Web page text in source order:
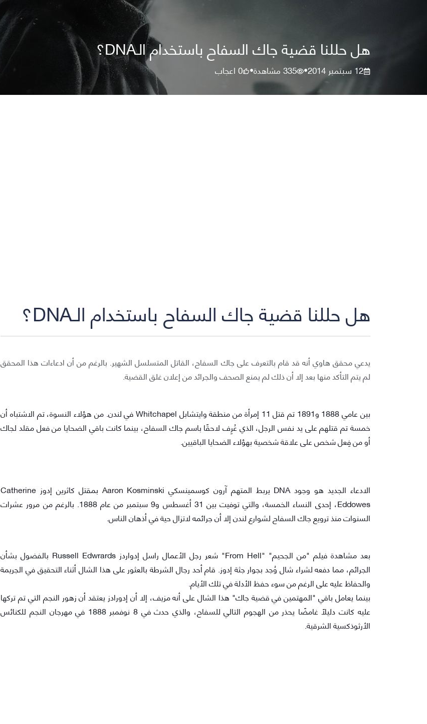
هل حللنا قضية جاك السفاح باستخدام الـDNA؟
12 سبتمبر 2014 •
335مشاهدة•
0اعجاب
هل حللنا قضية جاك السفاح باستخدام الـDNA؟
يدعي محقق هاوي أنه قد قام بالتعرف على جاك السفاح، القاتل المتسلسل الشهير. بالرغم من أن ادعاءات هذا المحقق
لم يتم التأكد منها بعد إلا أن ذلك لم يمنع الصحف والجرائد من إعلان غلق القضية.
بين عامي 1888 و1891 تم قتل 11 إمرأة من منطقة وايتشابل Whitchapel في لندن. من هؤلاء النسوة، تم الاشتباه أن
خمسة تم قتلهم على يد نفس الرجل، الذي عُرِف لاحقًا باسم جاك السفاح، بينما كانت باقي الضحايا من فعل مقلد لجاك
أو من فِعل شخص على علاقة شخصية بهؤلاء الضحايا الباقيين.
الادعاء الجديد هو وجود DNA يربط المتهم آرون كوسمينسكي Aaron Kosminski بمقتل كاثرين إدوز Catherine
Eddowes، إحدى النساء الخمسة، والتي توفيت بين 31 أغسطس و9 سبتمبر من عام 1888. بالرغم من مرور عشرات
السنوات منذ ترويع جاك السفاح لشوارع لندن إلا أن جرائمه لاتزال حية في أذهان الناس.
بعد مشاهدة فيلم "من الجحيم" "From Hell" شعر رجل الأعمال راسل إدواردز Russell Edwrards بالفضول بشأن
الجرائم، مما دفعه لشراء شال وُجد بجوار جثة إدوز. قام أحد رجال الشرطة بالعثور على هذا الشال أثناء التحقيق في الجريمة
والحفاظ عليه على الرغم من سوء حفظ الأدلة في تلك الأيام.
بينما يعامل باقي "المهتمين في قضية جاك" هذا الشال على أنه مزيف، إلا أن إدورادز يعتقد أن زهور النجم التي تم تركها
عليه كانت دليلًا غامضًا يحذر من الهجوم التالي للسفاح، والذي حدث في 8 نوفمبر 1888 في مهرجان النجم للكنائس
الأرثوذكسية الشرقية.